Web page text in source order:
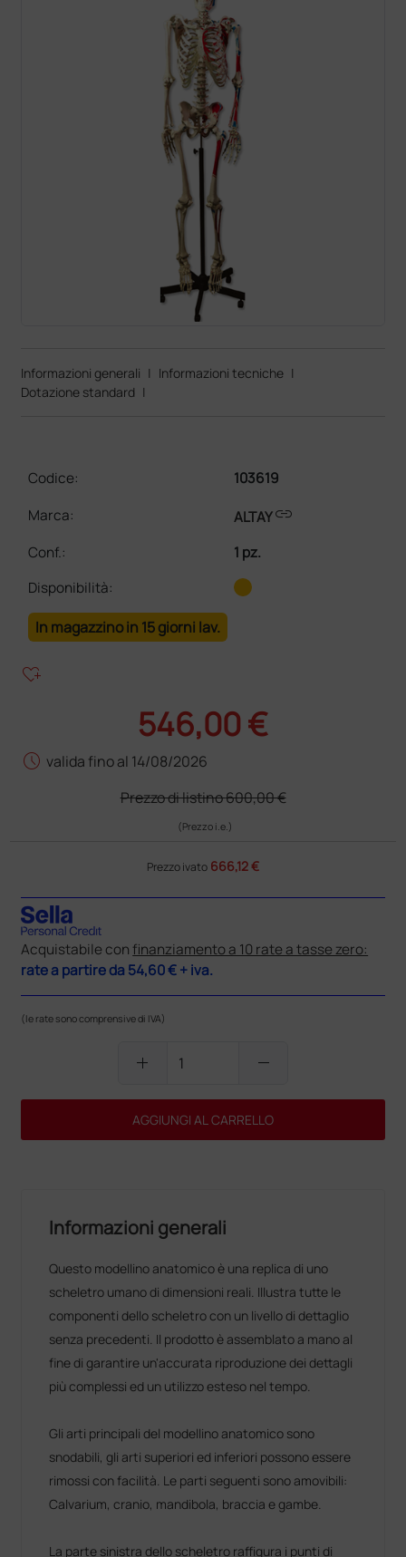
Informazioni generali | Informazioni tecniche |
Dotazione standard |
Codice:
103619
Marca:
ALTAYlink
Conf.:
1 pz.
Disponibilità:
In magazzino in 15 giorni lav.
heart_plus
546,00 €
schedule valida fino al 14/08/2026
Prezzo di listino600,00 €
(Prezzo i.e.)
Prezzo ivato 666,12 €
Acquistabile con finanziamento a 10 rate a tasse zero:
rate a partire da54,60 €+ iva.
(le rate sono comprensive di IVA)
add remove
AGGIUNGI AL CARRELLO
Informazioni generali
Questo modellino anatomico è una replica di uno
scheletro umano di dimensioni reali. Illustra tutte le
componenti dello scheletro con un livello di dettaglio
senza precedenti. Il prodotto è assemblato a mano al
fine di garantire un'accurata riproduzione dei dettagli
più complessi ed un utilizzo esteso nel tempo.
Gli arti principali del modellino anatomico sono
snodabili, gli arti superiori ed inferiori possono essere
rimossi con facilità. Le parti seguenti sono amovibili:
Calvarium, cranio, mandibola, braccia e gambe.
La parte sinistra dello scheletro raffigura i punti di